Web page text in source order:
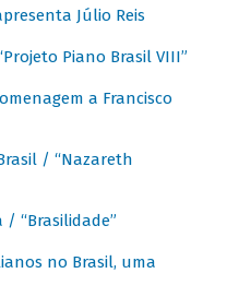
Júlio Reis
Piano Brasil VIII”
a Francisco
/ “Nazareth
/ “Brasilidade”
no Brasil, uma